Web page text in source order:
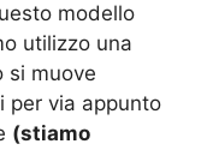
modello
utilizzo una
si muove
per via appunto
(stiamo